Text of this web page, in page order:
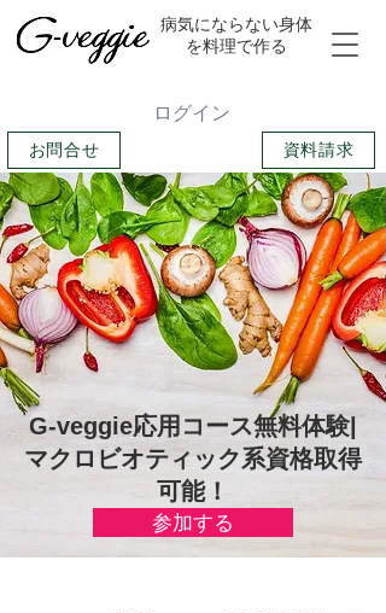
​病気にならない身体
を料理で作る
お問合せ
ログイン
資料請求
G-veggie応用コース無料体験|
マクロビオティック系資格取得
可能！
参加する